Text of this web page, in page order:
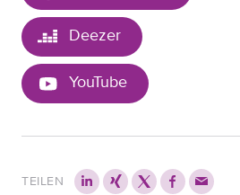
Deezer
YouTube
TEILEN